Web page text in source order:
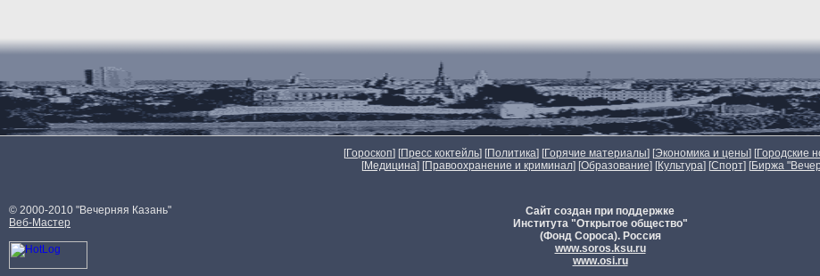
[Гороскоп] [Пресс коктейль] [Политика] [Горячие материалы] [Экономика и цены] [Городские
[Медицина] [Правоохранение и криминал] [Образование] [Культура] [Спорт] [Биржа
© 2000-2010 "Вечерняя Казань"
Веб-Мастер
Сайт создан при поддержке
Института "Открытое общество"
(Фонд Сороса). Россия
www.soros.ksu.ru
www.osi.ru